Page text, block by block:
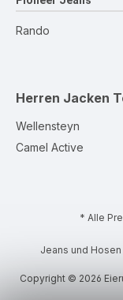
Rando
Herren Jacken
Wellensteyn
Camel Active
* Alle
Jeans und
Copyright © 2026